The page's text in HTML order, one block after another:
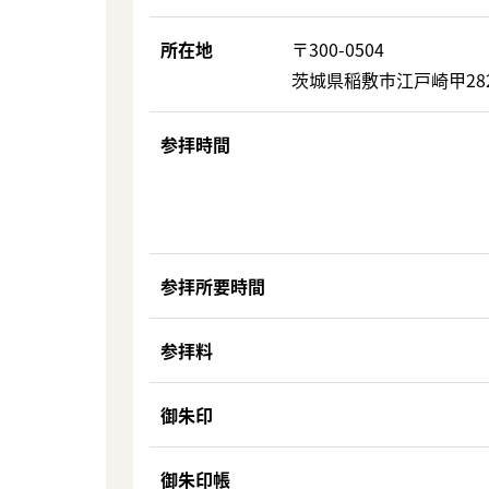
所在地
〒300-0504
茨城県稲敷市江戸崎甲
参拝時間
参拝所要時間
参拝料
御朱印
御朱印帳